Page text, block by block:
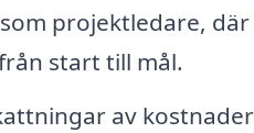
projektledare,
start till mål.
av